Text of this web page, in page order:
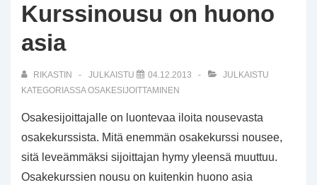
Kurssinousu on huono
asia
RIKASTIN JULKAISTU 04.12.2013
JULKAISTU
KATEGORIASSAOSAKESIJOITTAMINEN
Osakesijoittajalle on luontevaa iloita nousevasta
osakekurssista. Mitä enemmän osakekurssi nousee,
sitä leveämmäksi sijoittajan hymy yleensä muuttuu.
Osakekurssien nousu on kuitenkin huono asia